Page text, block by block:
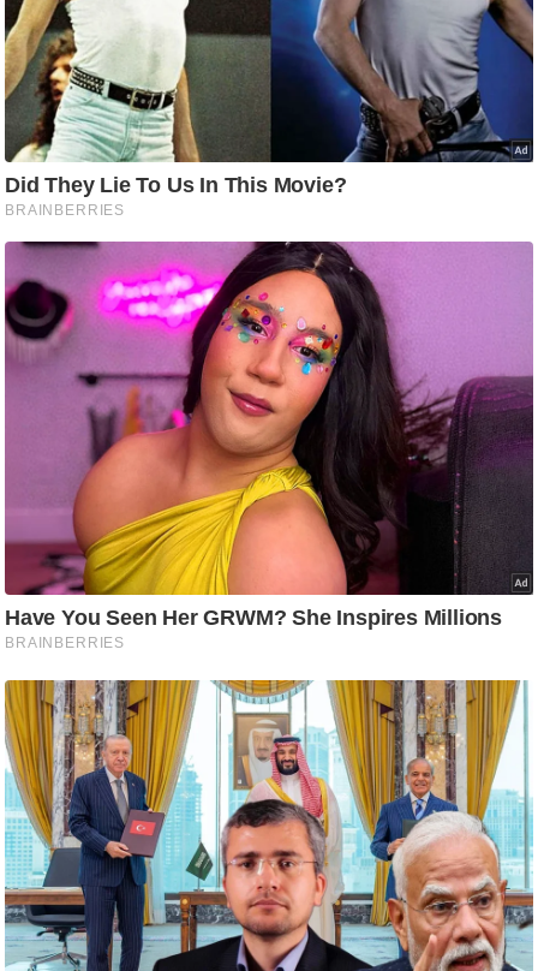
रा
ज
नी
ति
वि
श्ले
ष
ण
स
सा
मि
स्तं
भ
म
.
आ
र
.
आ
ई
.
चा